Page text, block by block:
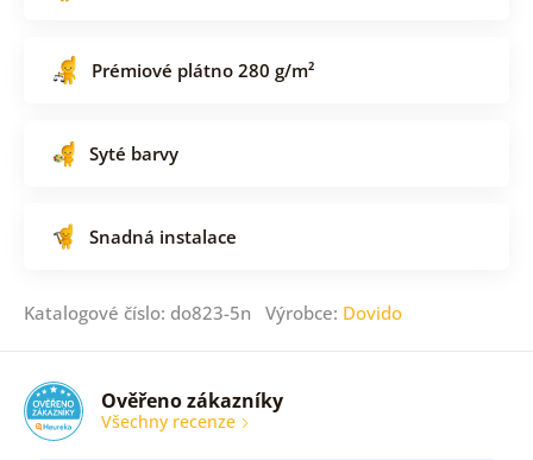
Prémiové plátno 280 g/m²
Syté barvy
Snadná instalace
Katalogové číslo: do823-5n Výrobce: Dovido
Ověřeno zákazníky
Všechny recenze